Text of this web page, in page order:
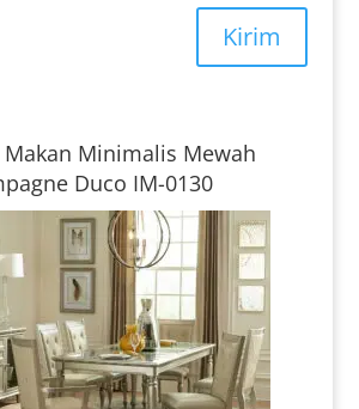
Kirim
Minimalis Mewah
Duco IM-0130